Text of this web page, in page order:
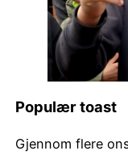
Populær toast
Gjennom flere